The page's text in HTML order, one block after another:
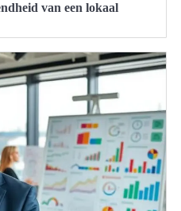
van een lokaal